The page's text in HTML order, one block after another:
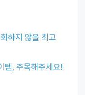
하지 않을 최고
템, 주목해주세요!